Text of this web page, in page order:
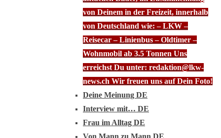
von Deinem in der Freizeit, innerhalb
von Deutschland wie: – LKW –
Reisecar – Linienbus – Oldtimer –
Wohnmobil ab 3.5 Tonnen Uns
erreichst Du unter: redaktion@lkw-
news.ch Wir freuen uns auf Dein Foto!
Deine Meinung DE
Interview mit… DE
Frau im Alltag DE
Von Mann zu Mann DE